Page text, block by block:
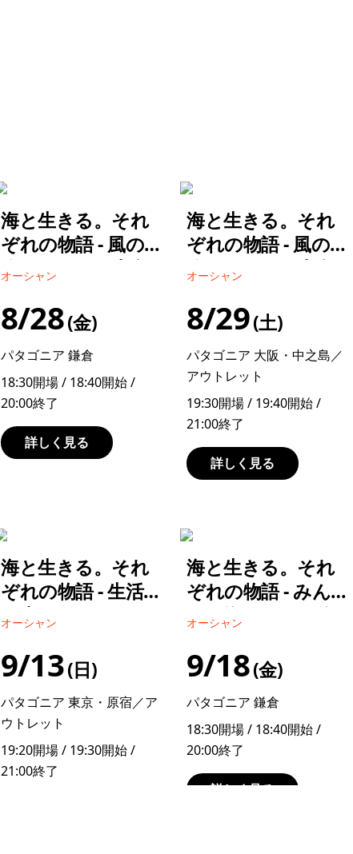
海と生きる。それ
ぞれの物語 - 風の
吹くままに／中島
オーシャン
8/28 金
パタゴニア 鎌倉
18:30開場 / 18:40開始 /
20:00終了
詳しく見る
海と生きる。それ
ぞれの物語 - 風の
吹くままに／中島
オーシャン
8/29 土
パタゴニア 大阪・中之島／
アウトレット
19:30開場 / 19:40開始 /
21:00終了
詳しく見る
海と生きる。それ
ぞれの物語 - 生活
の中にクジラがい
オーシャン
9/13 日
パタゴニア 東京・原宿／ア
ウトレット
19:20開場 / 19:30開始 /
21:00終了
海と生きる。それ
ぞれの物語 - みん
なの海みんなで海
オーシャン
9/18 金
パタゴニア 鎌倉
18:30開場 / 18:40開始 /
20:00終了
詳しく見る